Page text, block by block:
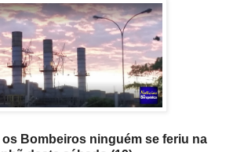
os Bombeiros ninguém se feriu na